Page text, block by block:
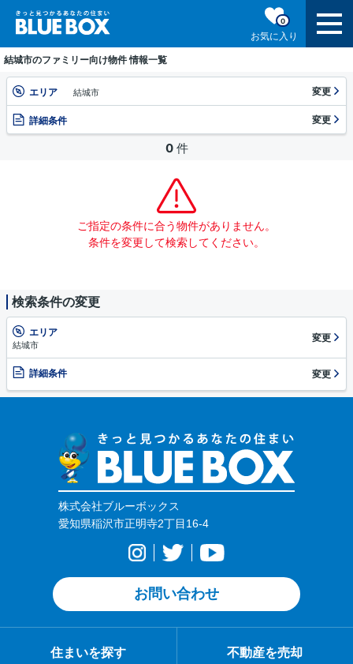
お気に入り
0
結城市のファミリー向け物件 情報一覧
エリア 結城市 変更
詳細条件 変更
0 件
ご指定の条件に合う物件がありません。
条件を変更して検索してください。
検索条件の変更
エリア
結城市
変更
詳細条件 変更
株式会社ブルーボックス
愛知県稲沢市正明寺2丁目16-4
お問い合わせ
住まいを探す 不動産を売却